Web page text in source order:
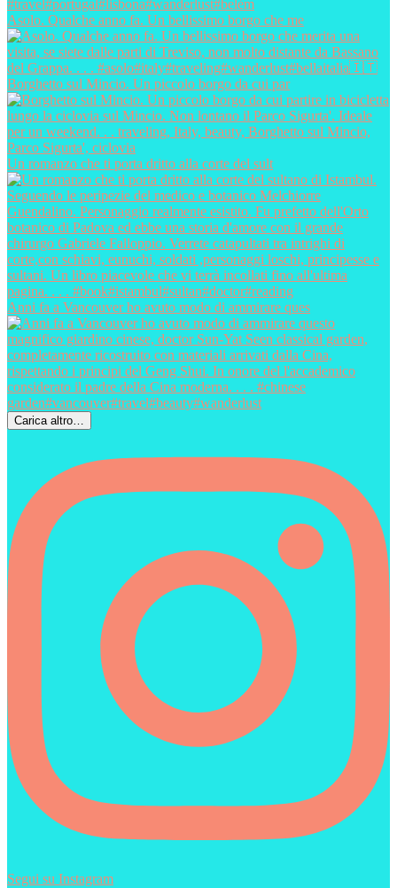
Asolo. Qualche anno fa. Un bellissimo borgo che me
Borghetto sul Mincio. Un piccolo borgo da cui par
Un romanzo che ti porta dritto alla corte del sult
Anni fa a Vancouver ho avuto modo di ammirare ques
Carica altro…
Segui su Instagram